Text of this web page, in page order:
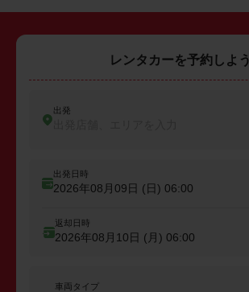
レンタカーを予約しよう
出発
出発日時
2026年08月09日 (日) 06:00
返却日時
2026年08月10日 (月) 06:00
車両タイプ